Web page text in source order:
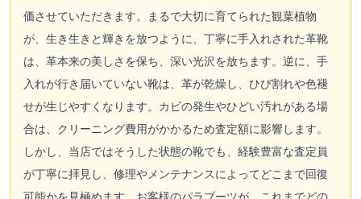
価させていただきます。まるで大切に育てられた観葉植物
が、生き生きと輝きを放つように、丁寧に手入れされた革靴
は、革本来の美しさを保ち、深い光沢を放ちます。逆に、手
入れが行き届いていない靴は、革が乾燥し、ひび割れや色褪
せが生じやすくなります。カビの発生やひどい汚れがある場
合は、クリーニング費用がかかるため査定額に影響します。
しかし、当店ではそうした状態の靴でも、経験豊富な査定員
が丁寧に拝見し、修理やメンテナンスによってどこまで回復
可能かを見極めます。お客様のパラブーツが、これまでどの